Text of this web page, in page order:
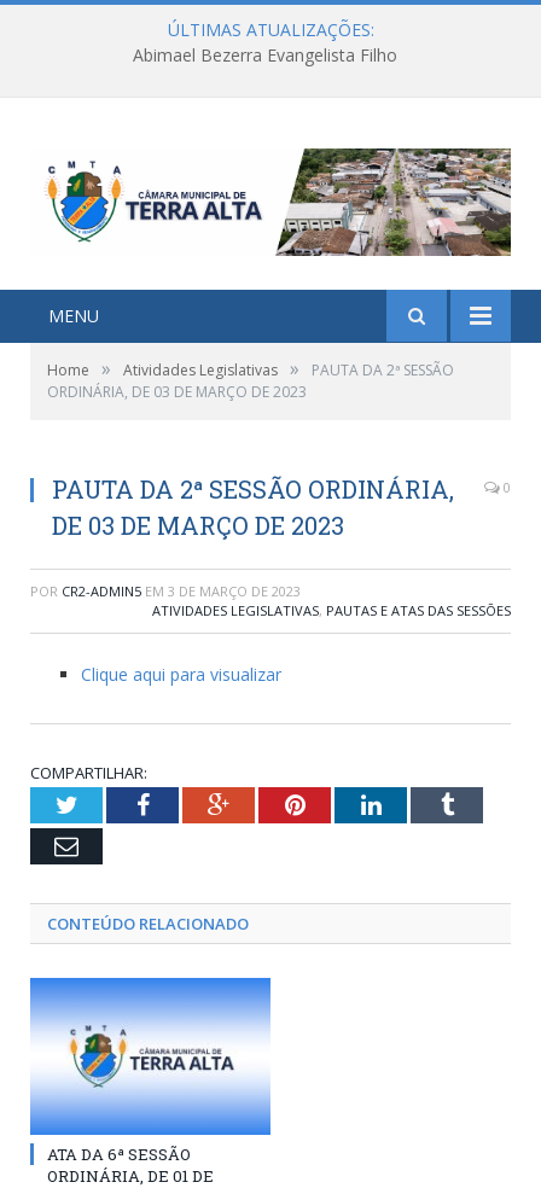
ÚLTIMAS ATUALIZAÇÕES:
Abimael Bezerra Evangelista Filho
MENU
Home » Atividades Legislativas »
PAUTA DA 2ª SESSÃO
ORDINÁRIA, DE 03 DE MARÇO DE 2023
PAUTA DA 2ª SESSÃO ORDINÁRIA,
DE 03 DE MARÇO DE 2023
0
POR CR2-ADMIN5 EM 3 DE MARÇO DE 2023
ATIVIDADES LEGISLATIVAS, PAUTAS E ATAS DAS SESSÕES
Clique aqui para visualizar
COMPARTILHAR:
TwitterFacebookGoogle+PinterestLinkedInTumblr
Email
CONTEÚDO RELACIONADO
ATA DA 6ª SESSÃO
ORDINÁRIA, DE 01 DE